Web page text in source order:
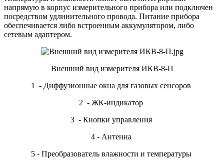
напрямую в корпус измерительного прибора или подключен
посредством удлинительного провода. Питание прибора
обеспечивается либо встроенным аккумулятором, либо
сетевым адаптером.
Внешний вид измерителя ИКВ-8-П
1 - Диффузионные окна для газовых сенсоров
2 - ЖК-индикатор
3 - Кнопки управления
4 - Антенна
5 - Преобразователь влажности и температуры